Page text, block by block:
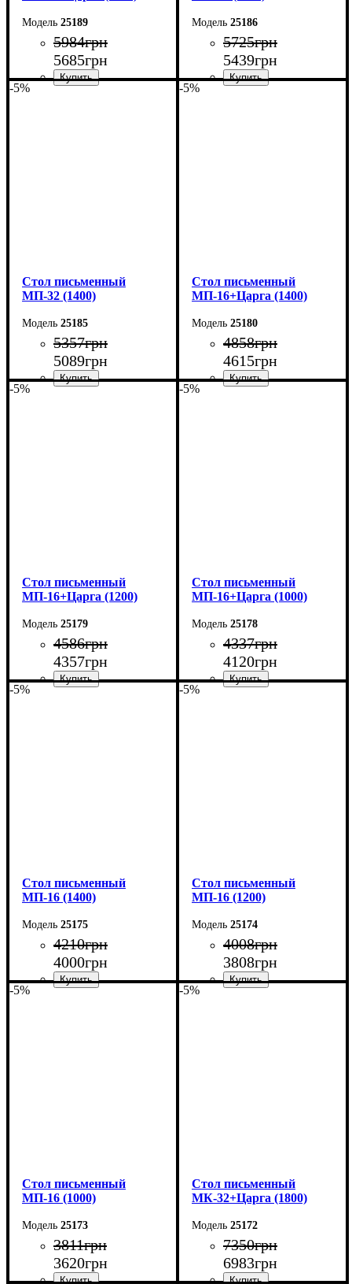
25189
5984грн
5685грн
25186
5725грн
5439грн
-5%
Cтол письменный
МП-32 (1400)
25185
5357грн
5089грн
-5%
Cтол письменный
МП-16+Царга (1400)
25180
4858грн
4615грн
-5%
Cтол письменный
МП-16+Царга (1200)
25179
4586грн
4357грн
-5%
Cтол письменный
МП-16+Царга (1000)
25178
4337грн
4120грн
-5%
Cтол письменный
МП-16 (1400)
25175
4210грн
4000грн
-5%
Cтол письменный
МП-16 (1200)
25174
4008грн
3808грн
-5%
Cтол письменный
МП-16 (1000)
25173
3811грн
3620грн
-5%
Cтол письменный
МК-32+Царга (1800)
25172
7350грн
6983грн